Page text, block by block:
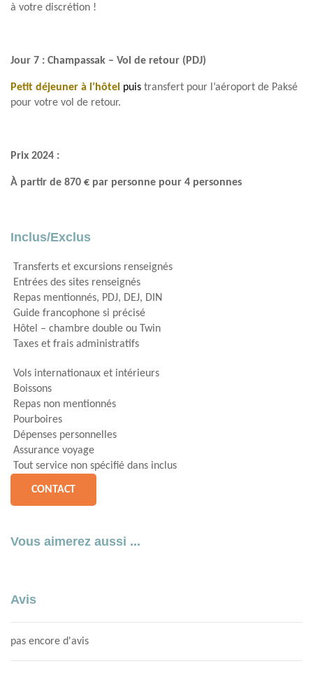
à votre discrétion !
Jour 7 : Champassak – Vol de retour (PDJ)
Petit déjeuner à l’hôtel puis transfert pour l’aéroport de Paksé
pour votre vol de retour.
Prix 2024 :
À partir de 870 € par personne pour 4 personnes
Inclus/Exclus
Transferts et excursions renseignés
Entrées des sites renseignés
Repas mentionnés, PDJ, DEJ, DIN
Guide francophone si précisé
Hôtel – chambre double ou Twin
Taxes et frais administratifs
Vols internationaux et intérieurs
Boissons
Repas non mentionnés
Pourboires
Dépenses personnelles
Assurance voyage
Tout service non spécifié dans inclus
CONTACT
Vous aimerez aussi ...
Avis
pas encore d'avis